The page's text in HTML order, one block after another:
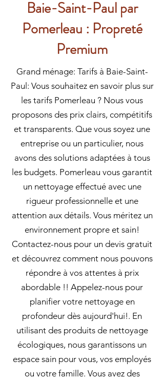
Baie-Saint-Paul par
Pomerleau : Propreté
Premium
Grand ménage: Tarifs à Baie-Saint-
Paul: Vous souhaitez en savoir plus sur
les tarifs Pomerleau ? Nous vous
proposons des prix clairs, compétitifs
et transparents. Que vous soyez une
entreprise ou un particulier, nous
avons des solutions adaptées à tous
les budgets. Pomerleau vous garantit
un nettoyage effectué avec une
rigueur professionnelle et une
attention aux détails. Vous méritez un
environnement propre et sain!
Contactez-nous pour un devis gratuit
et découvrez comment nous pouvons
répondre à vos attentes à prix
abordable !! Appelez-nous pour
planifier votre nettoyage en
profondeur dès aujourd'hui!. En
utilisant des produits de nettoyage
écologiques, nous garantissons un
espace sain pour vous, vos employés
ou votre famille. Vous avez des